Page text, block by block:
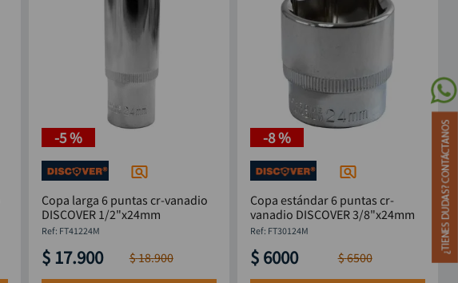
-5 %
Copa larga 6 puntas cr-vanadio
DISCOVER 1/2"x24mm
: FT41224M
$ 17.900 $18.900
-8 %
Copa estándar 6 puntas cr-
vanadio DISCOVER 3/8"x24mm
: FT30124M
$ 6000 $6500